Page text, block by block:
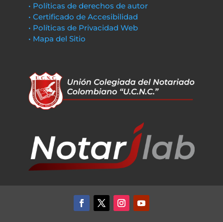
• Políticas de derechos de autor
• Certificado de Accesibilidad
• Políticas de Privacidad Web
• Mapa del Sitio